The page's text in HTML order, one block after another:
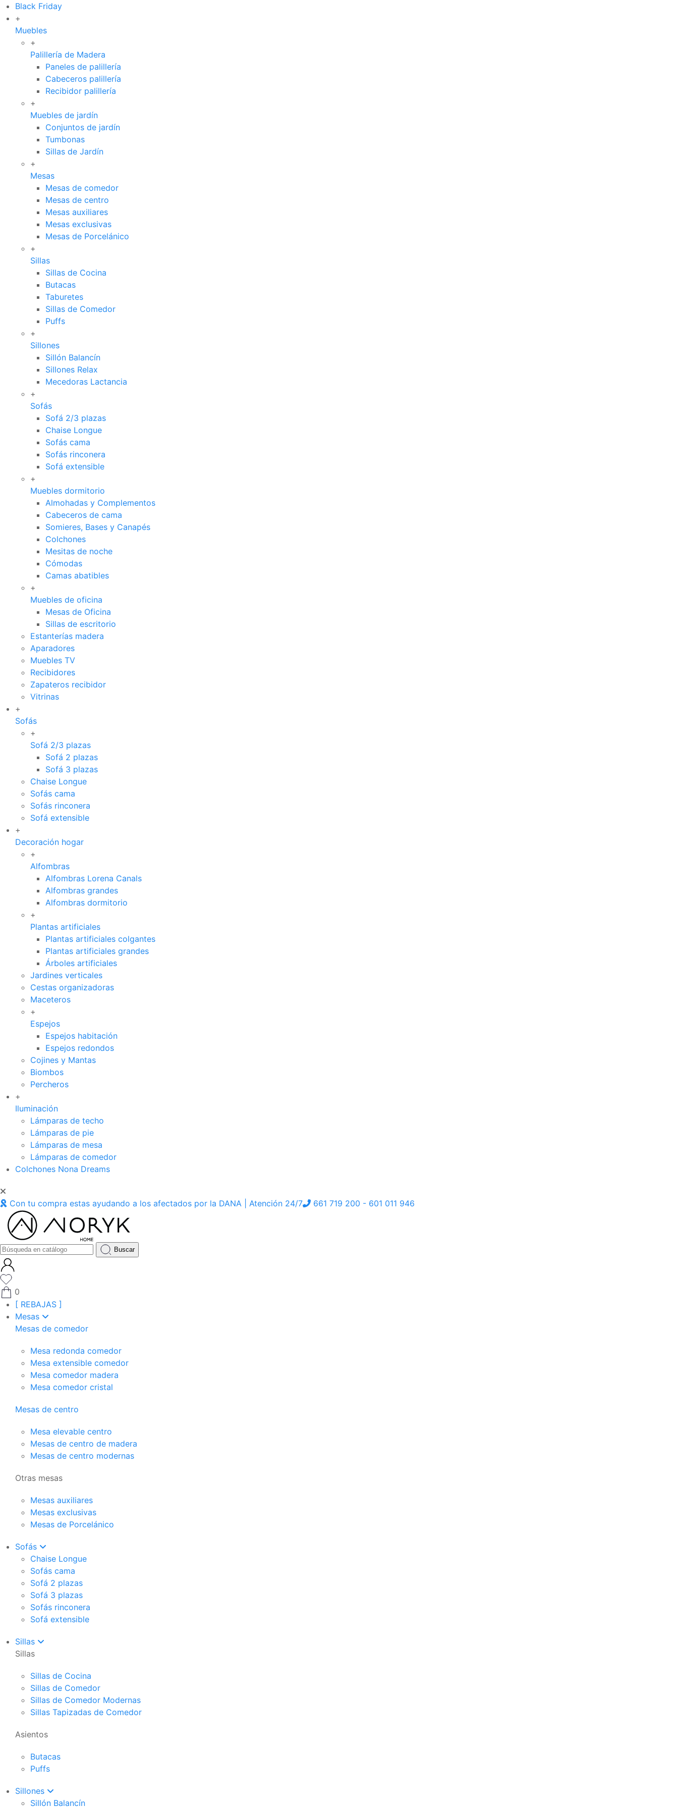
Black Friday
+
Muebles
+
Palillería de Madera
Paneles de palillería
Cabeceros palillería
Recibidor palillería
+
Muebles de jardín
Conjuntos de jardín
Tumbonas
Sillas de Jardín
+
Mesas
Mesas de comedor
Mesas de centro
Mesas auxiliares
Mesas exclusivas
Mesas de Porcelánico
+
Sillas
Sillas de Cocina
Butacas
Taburetes
Sillas de Comedor
Puffs
+
Sillones
Sillón Balancín
Sillones Relax
Mecedoras Lactancia
+
Sofás
Sofá 2/3 plazas
Chaise Longue
Sofás cama
Sofás rinconera
Sofá extensible
+
Muebles dormitorio
Almohadas y Complementos
Cabeceros de cama
Somieres, Bases y Canapés
Colchones
Mesitas de noche
Cómodas
Camas abatibles
+
Muebles de oficina
Mesas de Oficina
Sillas de escritorio
Estanterías madera
Aparadores
Muebles TV
Recibidores
Zapateros recibidor
Vitrinas
+
Sofás
+
Sofá 2/3 plazas
Sofá 2 plazas
Sofá 3 plazas
Chaise Longue
Sofás cama
Sofás rinconera
Sofá extensible
+
Decoración hogar
+
Alfombras
Alfombras Lorena Canals
Alfombras grandes
Alfombras dormitorio
+
Plantas artificiales
Plantas artificiales colgantes
Plantas artificiales grandes
Árboles artificiales
Jardines verticales
Cestas organizadoras
Maceteros
+
Espejos
Espejos habitación
Espejos redondos
Cojines y Mantas
Biombos
Percheros
+
Iluminación
Lámparas de techo
Lámparas de pie
Lámparas de mesa
Lámparas de comedor
Colchones Nona Dreams
Con tu compra estas ayudando a los afectados por la DANA | Atención 24/7 661 719 200 - 601 011 946
Buscar
0
[ REBAJAS ]
Mesas
Mesas de comedor
Mesa redonda comedor
Mesa extensible comedor
Mesa comedor madera
Mesa comedor cristal
Mesas de centro
Mesa elevable centro
Mesas de centro de madera
Mesas de centro modernas
Otras mesas
Mesas auxiliares
Mesas exclusivas
Mesas de Porcelánico
Sofás
Chaise Longue
Sofás cama
Sofá 2 plazas
Sofá 3 plazas
Sofás rinconera
Sofá extensible
Sillas
Sillas
Sillas de Cocina
Sillas de Comedor
Sillas de Comedor Modernas
Sillas Tapizadas de Comedor
Asientos
Butacas
Puffs
Sillones
Sillón Balancín